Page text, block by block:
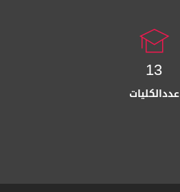
13
عددالكليات